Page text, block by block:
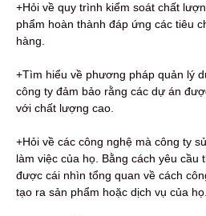
+Hỏi về quy trình kiểm soát chất
phẩm hoàn thành đáp ứng các tiêu
hàng.
+Tìm hiểu về phương pháp quản lý
công ty đảm bảo rằng các dự án
với chất lượng cao.
+Hỏi về các công nghệ mà công ty
làm việc của họ. Bằng cách yêu cầu
được cái nhìn tổng quan về cách
tạo ra sản phẩm hoặc dịch vụ của họ.